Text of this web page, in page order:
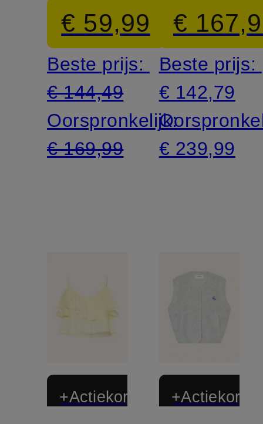
€ 59,99
Beste prijs:
€ 144,49
Oorspronkelijk:
€ 169,99
€
Beste prijs:
€ 142,79
€ 239,99
+Actiekorting